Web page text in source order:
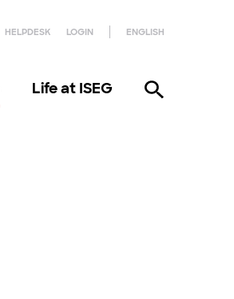
HELPDESK LOGIN ENGLISH
Life at ISEG